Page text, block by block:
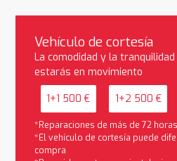
Vehículo de cortesía
La comodidad y la
estarás en movimiento
1+1 500 € 1+2 500 €
*Reparaciones de más de 72
*El vehículo de cortesía puede
compra